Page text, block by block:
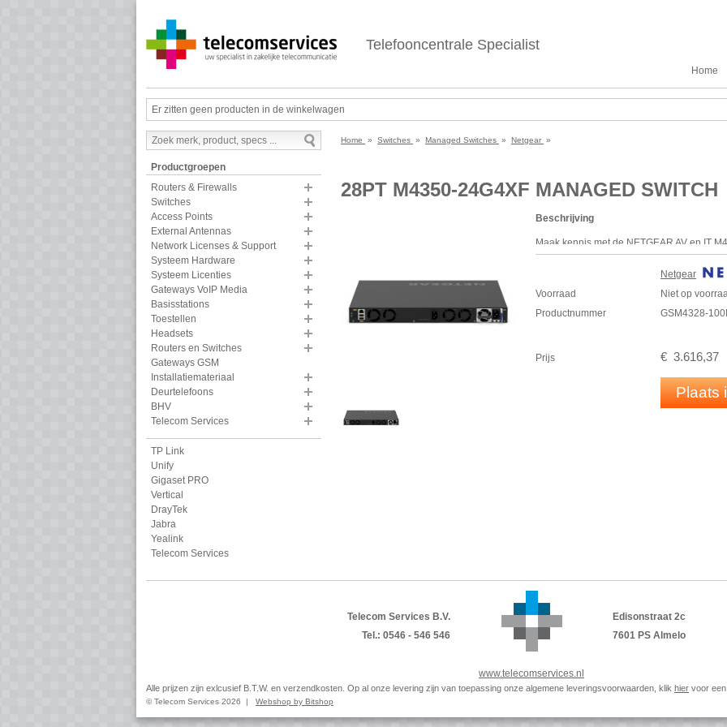
Telefooncentrale Specialist
Home
Er zitten geen producten in de winkelwagen
Productgroepen
Routers & Firewalls
Switches
Access Points
External Antennas
Network Licenses & Support
Systeem Hardware
Systeem Licenties
Gateways VoIP Media
Basisstations
Toestellen
Headsets
Routers en Switches
Gateways GSM
Installatiemateriaal
Deurtelefoons
BHV
Telecom Services
TP Link
Unify
Gigaset PRO
Vertical
DrayTek
Jabra
Yealink
Telecom Services
Home » Switches » Managed Switches » Netgear »
28PT M4350-24G4XF MANAGED SWITCH
Beschrijving
Maak kennis met de NETGEAR AV en IT
audio/video over IP met speciale service
grotere fabrics met 25G en 100G uplinks.
gebruikersinterface
Primaire poortsnelheid 1 Gigabit
Aantal poorten 24 × 1G PoE+, 4 × 10G
APS600Wv2
APS920Wv1
Inhoud verpakking
Switch
USB-C naarUSB-A 2.0 console cable
Netgear
Voorraad
Niet op
Productnummer
GSM4328-
Prijs € 3.616,37
Plaats
Telecom Services B.V.
Edisonstraat 2c
Tel.: 0546 - 546 546
7601 PS Almelo
www.telecomservices.nl
Alle prijzen zijn exlcusief B.T.W. en verzendkosten. Op al onze levering zijn van toepassing onze algemene leveringsvoorwaarden, klik hier voor
© Telecom Services 2026 | Webshop by Bitshop